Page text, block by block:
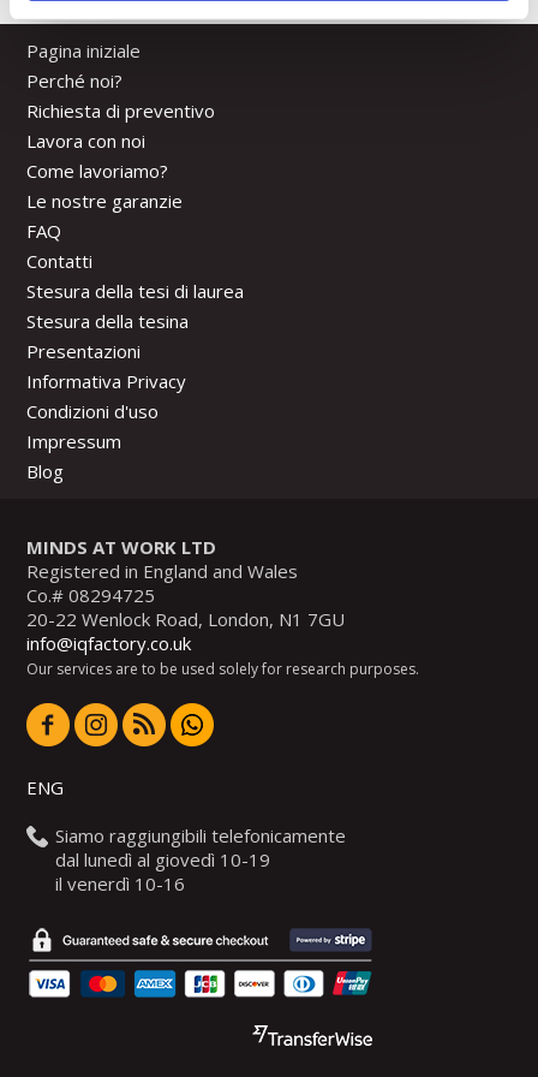
Pagina iniziale
Perché noi?
Richiesta di preventivo
Lavora con noi
Come lavoriamo?
Le nostre garanzie
FAQ
Contatti
Stesura della tesi di laurea
Stesura della tesina
Presentazioni
Informativa Privacy
Condizioni d'uso
Impressum
Blog
MINDS AT WORK LTD
Registered in England and Wales
Co.# 08294725
20-22 Wenlock Road, London, N1 7GU
info@iqfactory.co.uk
Our services are to be used solely for research purposes.
ENG
Siamo raggiungibili telefonicamente
dal lunedì al giovedì 10-19
il venerdì 10-16